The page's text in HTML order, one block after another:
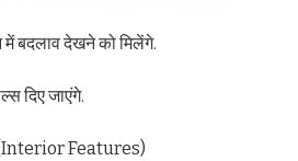
बदलाव देखने को मिलेंगे.
दिए जाएंगे.
(Interior Features)